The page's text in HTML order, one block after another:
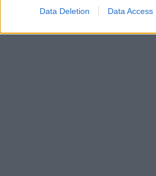
Data Deletion Data Access